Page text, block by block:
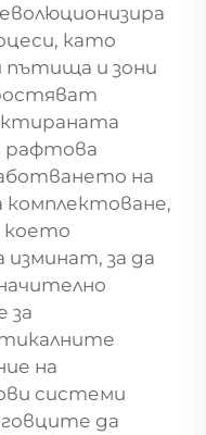
като
пътища и зони
рафтовa
на
което
за да
за
на
системи
да